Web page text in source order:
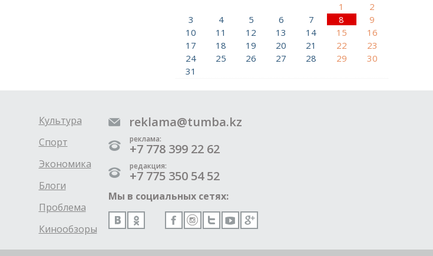
1
2
3
4 5 6 7 8
9
10
11 12 13 14 15
16
17
18 19 20 21 22
23
24
25 26 27 28 29
30
31
Культура
Спорт
Экономика
Блоги
Проблема
Кинообзоры
reklama@tumba.kz
реклама:
+7 778 399 22 62
редакция:
+7 775 350 54 52
Мы в социальных сетях: